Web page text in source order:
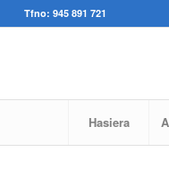
Tfno: 945 891 721
Hasiera